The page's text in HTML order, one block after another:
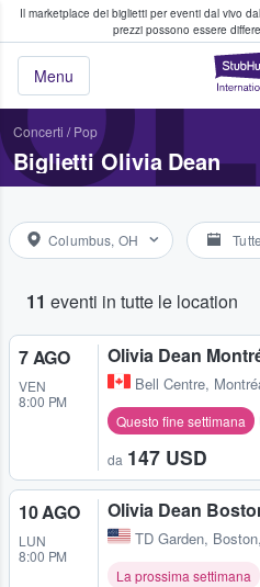
Il marketplace dei biglietti per eventi dal vivo
prezzi possono essere
Menu
fan comprano e
Concerti / Pop
Biglietti Olivia Dean
Columbus, OH
11 eventi in tutte le location
7 AGO
VEN
8:00 PM
Olivia Dean
Bell Centre,
Questo fine settimana
da 147 USD
10 AGO
LUN
8:00 PM
Olivia Dean
TD Garden,
La prossima settimana